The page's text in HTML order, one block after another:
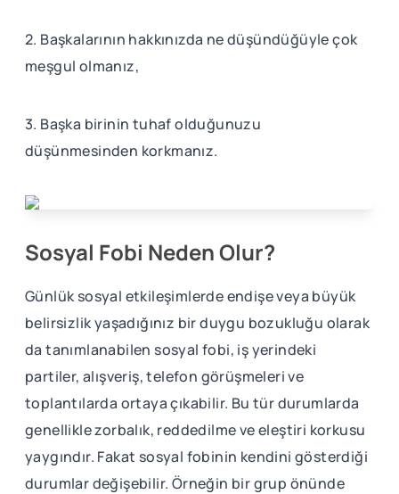
2. Başkalarının hakkınızda ne düşündüğüyle çok
meşgul olmanız,
3. Başka birinin tuhaf olduğunuzu
düşünmesinden korkmanız.
Sosyal Fobi Neden Olur?
Günlük sosyal etkileşimlerde endişe veya büyük
belirsizlik yaşadığınız bir duygu bozukluğu olarak
da tanımlanabilen sosyal fobi, iş yerindeki
partiler, alışveriş, telefon görüşmeleri ve
toplantılarda ortaya çıkabilir. Bu tür durumlarda
genellikle zorbalık, reddedilme ve eleştiri korkusu
yaygındır. Fakat sosyal fobinin kendini gösterdiği
durumlar değişebilir. Örneğin bir grup önünde